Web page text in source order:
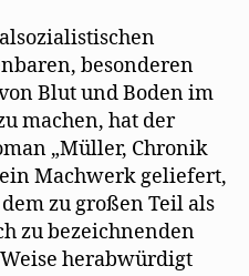
besonderen
Blut und Boden im
machen, hat der
„Müller, Chronik
Machwerk geliefert,
zu großen Teil als
zu bezeichnenden
herabwürdigt